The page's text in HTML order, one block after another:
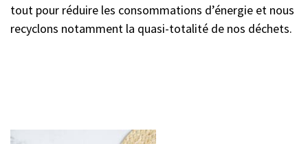
tout pour réduire les consommations d’énergie et nous
recyclons notamment la quasi-totalité de nos déchets.